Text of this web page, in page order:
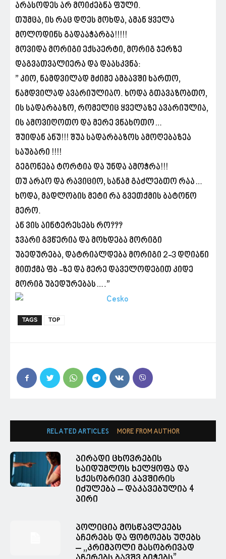
არასოდეს არ მოიძებნა ფული.
თუმცა, ის რაც დღეს მოხდა, ამან ყველა
მოლოდინს გადააჭარბა!!!!!
მოვიდა მორიგი ექსპერტი, მორიგ ჯერზე
დაგვათვალიერა და დაასკვნა:
” კიო, ნამდვილად მძიმე ამბავში ხართო,
ნამდვილად ავარიულიაო. ხოდა გთავაზობთო,
ის სადარბაზო, რომელიც ყველაზე ავარიულია,
ის ამოვიღოთო და მერე ვნახოთო…
შუიდან ანუ!!! შუა სადარბაზოს ამოღებაზეა
საუბარი !!!!
გეგონება ტორტია და უნდა ამოჭრა!!!
თუ არაო და რავიციო, სანამ გაძლებთო რაა…
ხოდა, მადლობის მეტი რა გვეთქმის ბატონო
მერო.
ან ვის აინტერესებს რო???
ჯვარი გვწერია და მოხდება მორიგი
უბედურება, დატრიალდება მორიგი 2-3 დღიანი
მითქმა ფბ -ზე და მერე დაველოდებით კიდე
მორიგ უბედურებას….”
TAGS TOP
RELATED ARTICLES MORE FROM AUTHOR
პირადი ცხოვრების
საიდუმლოს ხელყოფა და
სქესობრივი კავშირის
იძულება – დაკავებულია 4
პირი
პოლიცია მოსწავლეებს
აჩერებს და ფოტოებს უღებს
– ,,კრიმპოლი მასობრივად